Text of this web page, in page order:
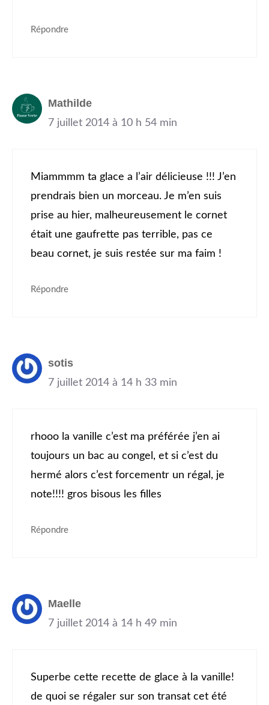
Répondre
Mathilde
7 juillet 2014 à 10 h 54 min
Miammmm ta glace a l’air délicieuse !!! J’en
prendrais bien un morceau. Je m’en suis
prise au hier, malheureusement le cornet
était une gaufrette pas terrible, pas ce
beau cornet, je suis restée sur ma faim !
Répondre
sotis
7 juillet 2014 à 14 h 33 min
rhooo la vanille c’est ma préférée j’en ai
toujours un bac au congel, et si c’est du
hermé alors c’est forcementr un régal, je
note!!!! gros bisous les filles
Répondre
Maelle
7 juillet 2014 à 14 h 49 min
Superbe cette recette de glace à la vanille!
de quoi se régaler sur son transat cet été